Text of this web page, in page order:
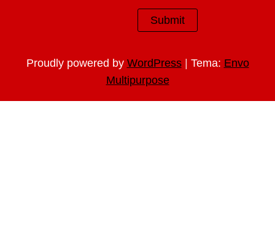
Proudly powered by WordPress | Tema: Envo
Multipurpose